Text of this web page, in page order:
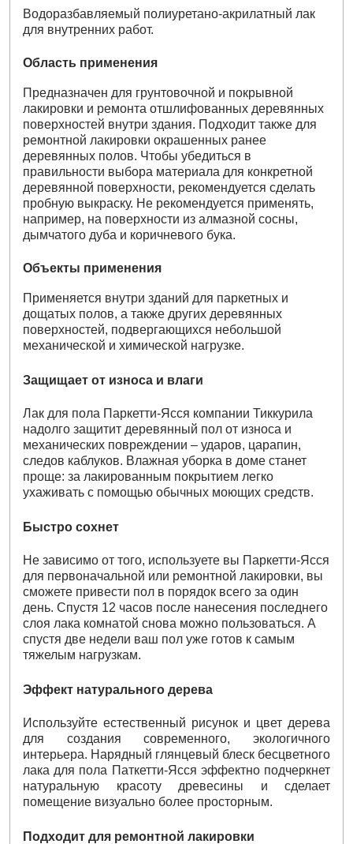
Водоразбавляемый полиуретано-акрилатный лак
для внутренних работ.
Область применения
Предназначен для грунтовочной и покрывной
лакировки и ремонта отшлифованных деревянных
поверхностей внутри здания. Подходит также для
ремонтной лакировки окрашенных ранее
деревянных полов. Чтобы убедиться в
правильности выбора материала для конкретной
деревянной поверхности, рекомендуется сделать
пробную выкраску. Не рекомендуется применять,
например, на поверхности из алмазной сосны,
дымчатого дуба и коричневого бука.
Объекты применения
Применяется внутри зданий для паркетных и
дощатых полов, а также других деревянных
поверхностей, подвергающихся небольшой
механической и химической нагрузке.
Защищает от износа и влаги
Лак для пола Паркетти-Ясся компании Тиккурила
надолго защитит деревянный пол от износа и
механических повреждении – ударов, царапин,
следов каблуков. Влажная уборка в доме станет
проще: за лакированным покрытием легко
ухаживать с помощью обычных моющих средств.
Быстро сохнет
Не зависимо от того, используете вы Паркетти-Ясся
для первоначальной или ремонтной лакировки, вы
сможете привести пол в порядок всего за один
день. Спустя 12 часов после нанесения последнего
слоя лака комнатой снова можно пользоваться. А
спустя две недели ваш пол уже готов к самым
тяжелым нагрузкам.
Эффект натурального дерева
Используйте естественный рисунок и цвет дерева
для создания современного, экологичного
интерьера. Нарядный глянцевый блеск бесцветного
лака для пола Паткетти-Ясся эффектно подчеркнет
натуральную красоту древесины и сделает
помещение визуально более просторным.
Подходит для ремонтной лакировки